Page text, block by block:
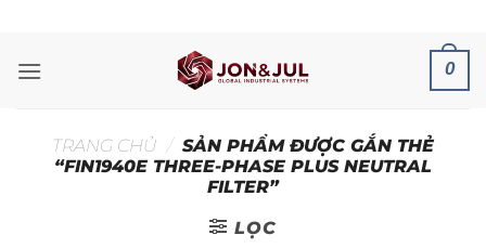
nội
0
TRANG CHỦ / SẢN PHẨM ĐƯỢC GẮN THẺ
“FIN1940E THREE-PHASE PLUS NEUTRAL
FILTER”
LỌC